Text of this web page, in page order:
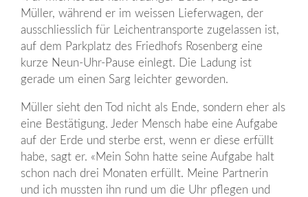
Müller, während er im weissen Lieferwagen, der
ausschliesslich für Leichentransporte zugelassen ist,
auf dem Parkplatz des Friedhofs Rosenberg eine
kurze Neun-Uhr-Pause einlegt. Die Ladung ist
gerade um einen Sarg leichter geworden.
Müller sieht den Tod nicht als Ende, sondern eher als
eine Bestätigung. Jeder Mensch habe eine Aufgabe
auf der Erde und sterbe erst, wenn er diese erfüllt
habe, sagt er. «Mein Sohn hatte seine Aufgabe halt
schon nach drei Monaten erfüllt. Meine Partnerin
und ich mussten ihn rund um die Uhr pflegen und